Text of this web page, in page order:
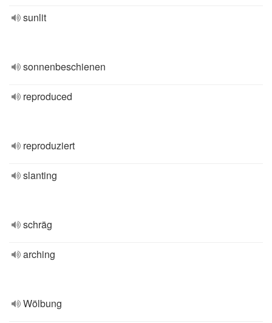
sunlit
sonnenbeschienen
reproduced
reproduziert
slanting
schräg
arching
Wölbung